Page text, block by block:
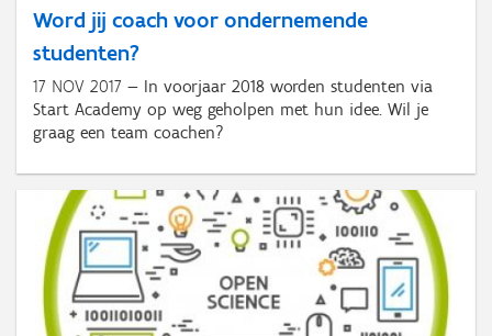
Word jij coach voor ondernemende
studenten?
17 NOV 2017
In voorjaar 2018 worden studenten via
Start Academy op weg geholpen met hun idee. Wil je
graag een team coachen?